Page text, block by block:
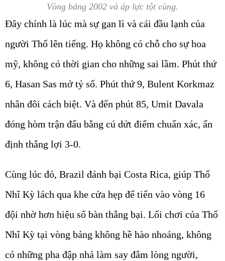
Vòng bảng 2002 và áp lực tột cùng.
Đây chính là lúc mà sự gan lì và cái đầu lạnh của
người Thổ lên tiếng. Họ không có chỗ cho sự hoa
mỹ, không có thời gian cho những sai lầm. Phút thứ
6, Hasan Sas mở tỷ số. Phút thứ 9, Bulent Korkmaz
nhân đôi cách biệt. Và đến phút 85, Umit Davala
đóng hòm trận đấu bằng cú dứt điểm chuẩn xác, ấn
định thắng lợi 3-0.
Cùng lúc đó, Brazil đánh bại Costa Rica, giúp Thổ
Nhĩ Kỳ lách qua khe cửa hẹp để tiến vào vòng 16
đội nhờ hơn hiệu số bàn thắng bại. Lối chơi của Thổ
Nhĩ Kỳ tại vòng bảng không hề hào nhoáng, không
có những pha đập nhả làm say đắm lòng người,